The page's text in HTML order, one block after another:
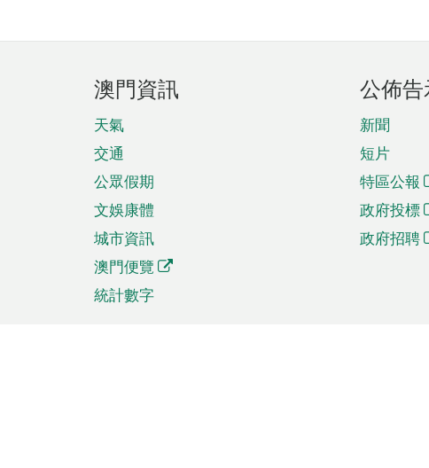
澳門資訊
天氣
交通
公眾假期
文娛康體
城市資訊
澳門便覽
統計數字
公佈告
新聞
短片
特區公報
政府投標
政府招聘